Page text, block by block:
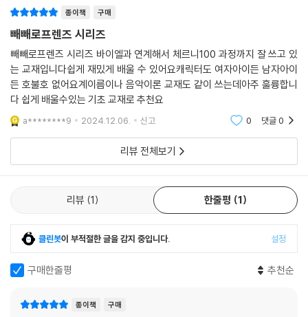
-다양한 아티큘레이션과 알베르티 베이스
23. 체르니 100연습곡(Op.139), No.24
-꾸밈음과 스케일
24. 체르니 100연습곡(Op.139), No.33
-돈꾸밈음 예비와 스타카토
-다섯 손가락의 고르고 빠른 타건
27. 체르니 100연습곡(Op.139), No.11
종이책 구매
빼빼로프렌즈 시리즈
빼빼로프렌즈 시리즈 바이엘과 연계해서 체르니100 과정까지 잘 쓰고 있
는 교재입니다쉽게 재밌게 배울 수 있어요캐릭터도 여자아이든 남자아이
든 호불호 없어요계이름이나 음악이론 교재도 같이 쓰는데아주 훌륭합니
다 쉽게 배울수있는 기초 교재로 추천요
a********9 2024.12.06. 신고 0 댓글0
리뷰 전체보기
리뷰 1 한줄평 1
클린봇이 부적절한 글을 감지 중입니다. 설정
구매한줄평 추천순
종이책 구매